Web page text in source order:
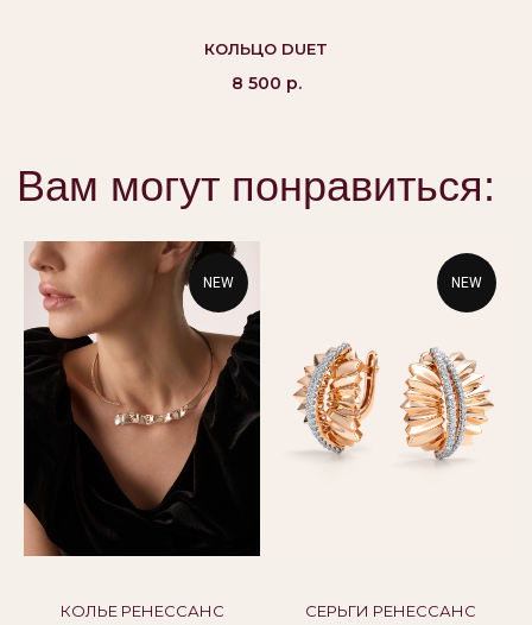
КОЛЬЦО DUET
8 500 р.
NEW
КОЛЬЕ РЕНЕССАНС
NEW
СЕРЬГИ РЕНЕССАНС
alikor@alikor.com
КОНТАКТЫ
8 800 444 10 79
Гарантия
Проверка подлинности
Доставка и оплата
Вопросы и ответы
ПОКУПАТЕЛЯМ
Браслеты
Колье
Подвески
Серьги
КАТАЛОГ
Политика конфиденциальности